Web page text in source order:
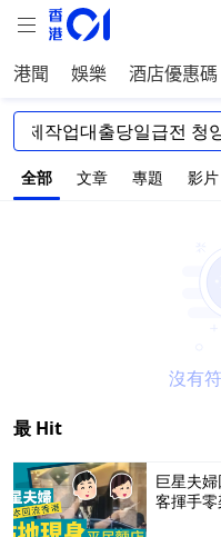
港聞 娛樂 酒店優惠碼